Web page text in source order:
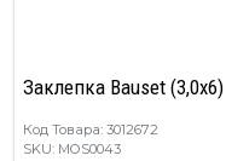
Заклепка Bauset (3,0х6)
Код Товара: 3012672
SKU: MOS0043